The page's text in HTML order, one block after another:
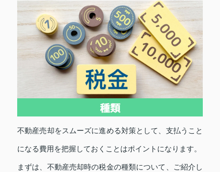
不動産売却をスムーズに進める対策として、支払うこと
になる費用を把握しておくことはポイントになります。
まずは、不動産売却時の税金の種類について、ご紹介し